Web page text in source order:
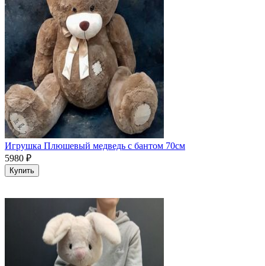
Игрушка Плюшевый медведь с бантом 70см
5980 ₽
Купить